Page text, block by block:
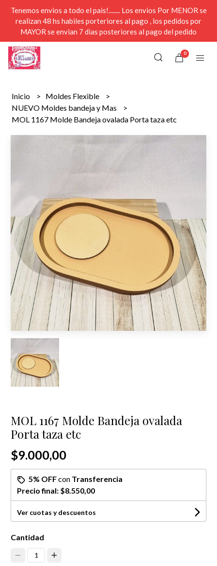
Tenemos envios a todo el pais!........ Los envios Por MENOR se
realizan 48 hs habiles porteriores al pago , los pedidos por
MAYOR se envian 7 dias posteriores al pago del pedido
0
Inicio
Moldes Flexible
NUEVO Moldes bandeja y Mas
MOL 1167 Molde Bandeja ovalada Porta taza etc
MOL 1167 Molde Bandeja ovalada
Porta taza etc
$9.000,00
5% OFFcon Transferencia
Precio final: $8.550,00
Ver cuotas y descuentos
Cantidad
1